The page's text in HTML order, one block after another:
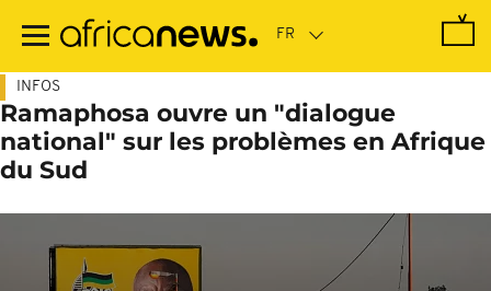
contenu
INFOS
Ramaphosa ouvre un "dialogue
national" sur les problèmes en Afrique
du Sud